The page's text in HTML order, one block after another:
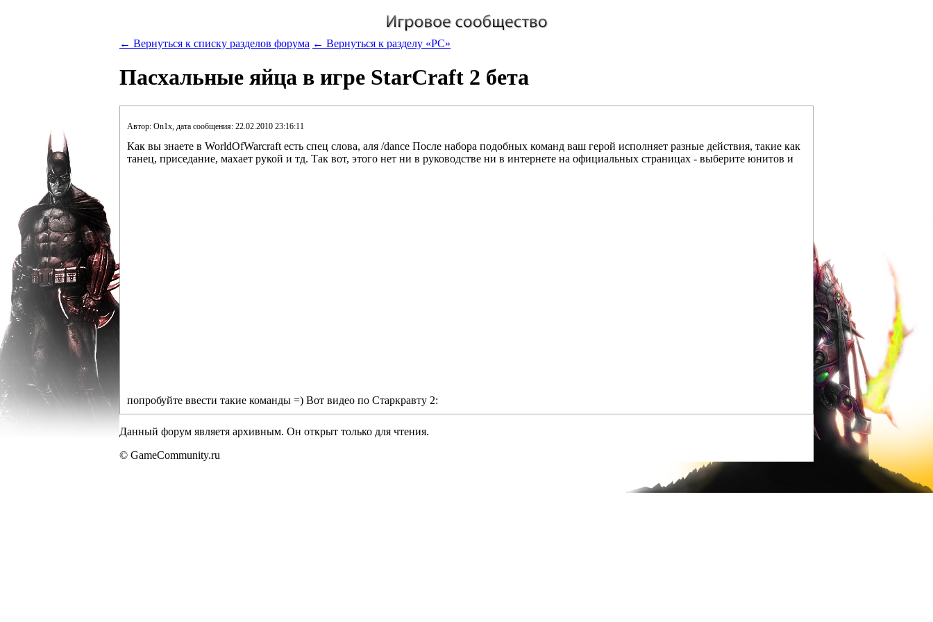
← Вернуться к списку разделов форума ← Вернуться к разделу «PC»
Пасхальные яйца в игре StarCraft 2 бета
Автор: On1x, дата сообщения: 22.02.2010 23:16:11
Как вы знаете в WorldOfWarcraft есть спец слова, аля /dance После набора подобных команд ваш герой исполняет разные действия, такие как
танец, приседание, махает рукой и тд. Так вот, этого нет ни в руководстве ни в интернете на официальных страницах - выберите юнитов и
попробуйте ввести такие команды =) Вот видео по Старкравту 2:
Данный форум являетя архивным. Он открыт только для чтения.
© GameCommunity.ru